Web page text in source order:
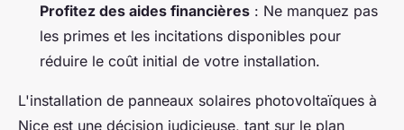
Profitez des aides financières : Ne manquez pas
les primes et les incitations disponibles pour
réduire le coût initial de votre installation.
L'installation de panneaux solaires photovoltaïques à
Nice est une décision judicieuse, tant sur le plan